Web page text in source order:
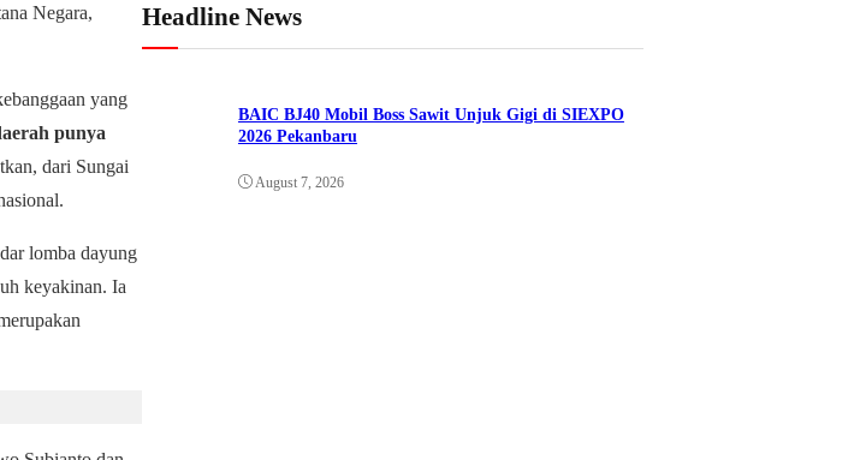
Negara,
yang
punya
dari Sungai
lomba dayung
keyakinan. Ia
Headline News
BAIC BJ40 Mobil Boss Sawit Unjuk Gigi di SIEXPO
2026 Pekanbaru
August 7, 2026